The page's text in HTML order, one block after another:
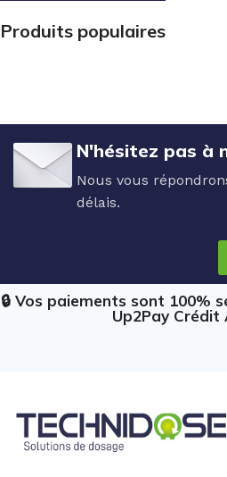
Produits populaires
N'hésitez pas à
Nous vous
délais.
🔒 Vos paiements sont 100%
Up2Pay Crédit